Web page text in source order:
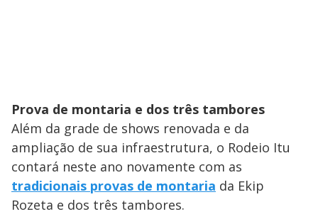
Prova de montaria e dos três tambores
Além da grade de shows renovada e da
ampliação de sua infraestrutura, o Rodeio Itu
contará neste ano novamente com as
tradicionais provas de montaria da Ekip
Rozeta e dos três tambores.